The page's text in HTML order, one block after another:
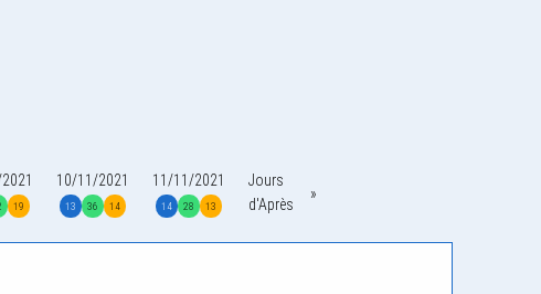
19
10/11/2021
13 36 14
11/11/2021
14 28 13
Jours
d'Après